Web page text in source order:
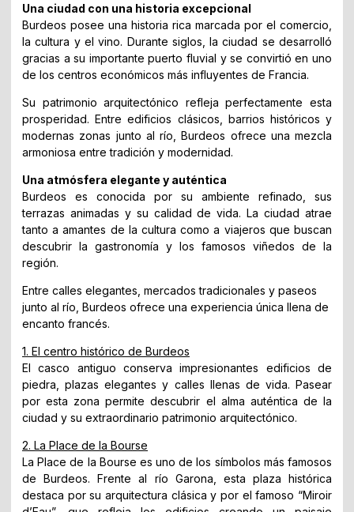
Una ciudad con una historia excepcional
Burdeos posee una historia rica marcada por el comercio,
la cultura y el vino. Durante siglos, la ciudad se desarrolló
gracias a su importante puerto fluvial y se convirtió en uno
de los centros económicos más influyentes de Francia.
Su patrimonio arquitectónico refleja perfectamente esta
prosperidad. Entre edificios clásicos, barrios históricos y
modernas zonas junto al río, Burdeos ofrece una mezcla
armoniosa entre tradición y modernidad.
Una atmósfera elegante y auténtica
Burdeos es conocida por su ambiente refinado, sus
terrazas animadas y su calidad de vida. La ciudad atrae
tanto a amantes de la cultura como a viajeros que buscan
descubrir la gastronomía y los famosos viñedos de la
región.
Entre calles elegantes, mercados tradicionales y paseos
junto al río, Burdeos ofrece una experiencia única llena de
encanto francés.
1. El centro histórico de Burdeos
El casco antiguo conserva impresionantes edificios de
piedra, plazas elegantes y calles llenas de vida. Pasear
por esta zona permite descubrir el alma auténtica de la
ciudad y su extraordinario patrimonio arquitectónico.
2. La Place de la Bourse
La Place de la Bourse es uno de los símbolos más famosos
de Burdeos. Frente al río Garona, esta plaza histórica
destaca por su arquitectura clásica y por el famoso “Miroir